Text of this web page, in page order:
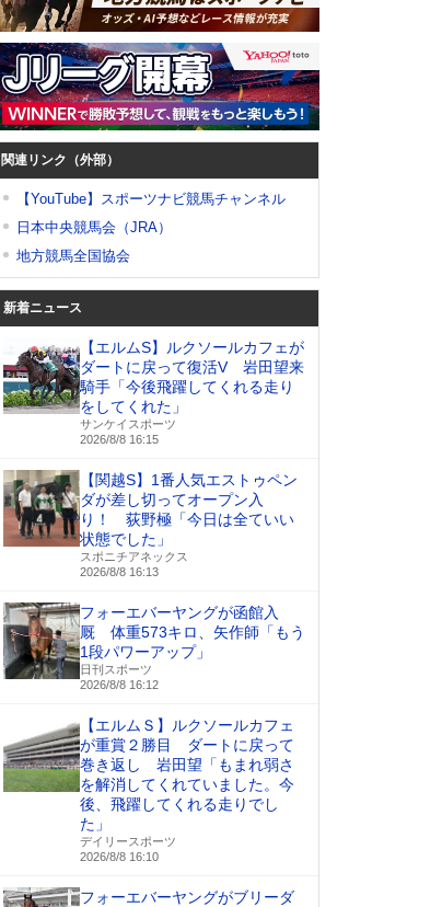
関連リンク（外部）
【YouTube】スポーツナビ競馬チャンネル
日本中央競馬会（JRA）
地方競馬全国協会
新着ニュース
【エルムS】ルクソールカフェが
ダートに戻って復活V 岩田望来
騎手「今後飛躍してくれる走り
をしてくれた」
サンケイスポーツ
2026/8/8 16:15
【関越S】1番人気エストゥペン
ダが差し切ってオープン入
り！ 荻野極「今日は全ていい
状態でした」
スポニチアネックス
2026/8/8 16:13
フォーエバーヤングが函館入
厩 体重573キロ、矢作師「もう
1段パワーアップ」
日刊スポーツ
2026/8/8 16:12
【エルムＳ】ルクソールカフェ
が重賞２勝目 ダートに戻って
巻き返し 岩田望「もまれ弱さ
を解消してくれていました。今
後、飛躍してくれる走りでし
た」
デイリースポーツ
2026/8/8 16:10
フォーエバーヤングがブリーダ